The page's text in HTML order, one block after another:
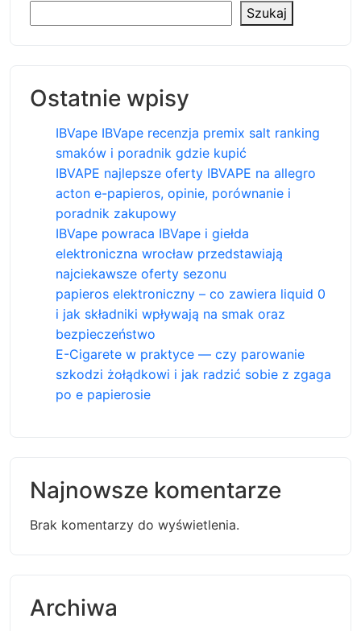
Szukaj
Ostatnie wpisy
IBVape IBVape recenzja premix salt ranking
smaków i poradnik gdzie kupić
IBVAPE najlepsze oferty IBVAPE na allegro
acton e-papieros, opinie, porównanie i
poradnik zakupowy
IBVape powraca IBVape i giełda
elektroniczna wrocław przedstawiają
najciekawsze oferty sezonu
papieros elektroniczny – co zawiera liquid 0
i jak składniki wpływają na smak oraz
bezpieczeństwo
E-Cigarete w praktyce — czy parowanie
szkodzi żołądkowi i jak radzić sobie z zgaga
po e papierosie
Najnowsze komentarze
Brak komentarzy do wyświetlenia.
Archiwa